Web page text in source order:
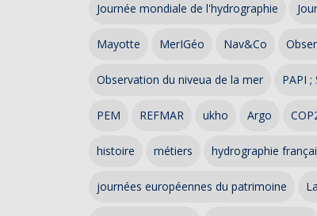
Journée mondiale de l'hydrographie
Mayotte MerIGéo Nav&Co
Observation du niveua de la mer PAPI
PEM REFMAR ukho Argo
histoire métiers hydrographie
journées européennes du patrimoine